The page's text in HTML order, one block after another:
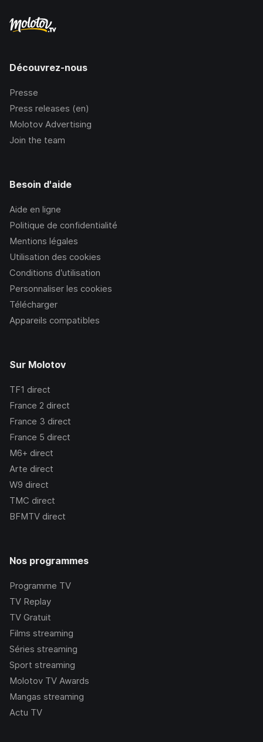
Découvrez-nous
Presse
Press releases (en)
Molotov Advertising
Join the team
Besoin d'aide
Aide en ligne
Politique de confidentialité
Mentions légales
Utilisation des cookies
Conditions d’utilisation
Personnaliser les cookies
Télécharger
Appareils compatibles
Sur Molotov
TF1 direct
France 2 direct
France 3 direct
France 5 direct
M6+ direct
Arte direct
W9 direct
TMC direct
BFMTV direct
Nos programmes
Programme TV
TV Replay
TV Gratuit
Films streaming
Séries streaming
Sport streaming
Molotov TV Awards
Mangas streaming
Actu TV